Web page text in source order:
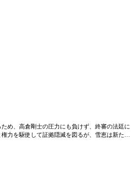
め、高倉剛士の圧力にも負けず、終審の法廷に
力を駆使して証拠隠滅を図るが、雪恵は新たな
るのか？